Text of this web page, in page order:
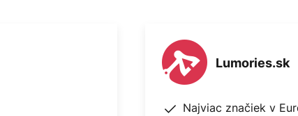
Lumories.sk
Najviac značiek v